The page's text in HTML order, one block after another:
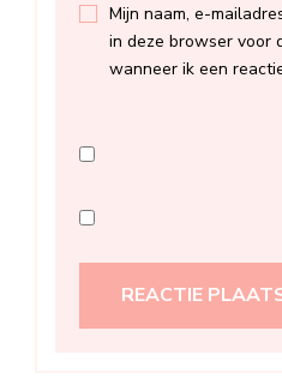
Mijn naam, e-
in deze browser voor
wanneer ik een